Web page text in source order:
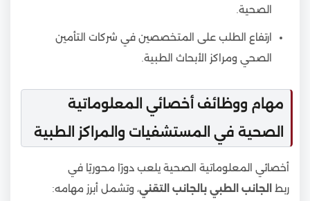
الصحية.
ارتفاع الطلب على المتخصصين في شركات التأمين
الصحي ومراكز الأبحاث الطبية.
مهام ووظائف أخصائي المعلوماتية
الصحية في المستشفيات والمراكز الطبية
أخصائي المعلوماتية الصحية يلعب دورًا محوريًا في
ربط
الجانب الطبي بالجانب التقني، وتشمل أبرز مهامه: